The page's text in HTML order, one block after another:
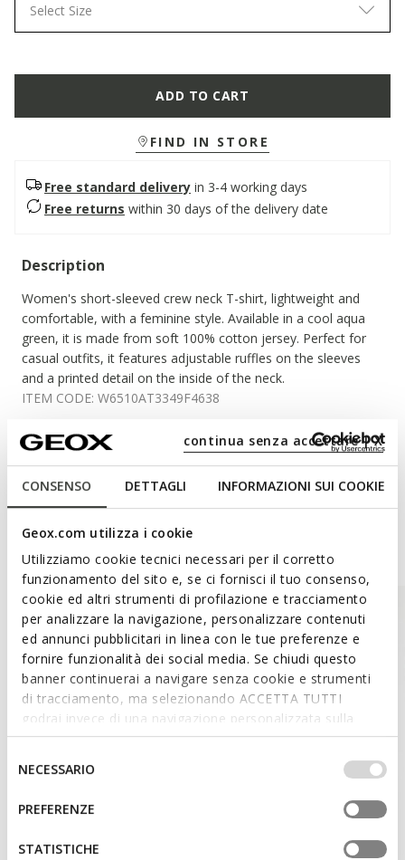
CONSENSO DETTAGLI INFORMAZIONI SUI COOKIE
Geox.com utilizza i cookie
Utilizziamo cookie tecnici necessari per il corretto
funzionamento del sito e, se ci fornisci il tuo consenso,
cookie ed altri strumenti di profilazione e tracciamento
per analizzare la navigazione, personalizzare contenuti
ed annunci pubblicitari in linea con le tue preferenze e
fornire funzionalità dei social media. Se chiudi questo
banner continuerai a navigare senza cookie e strumenti
di tracciamento, ma selezionando ACCETTA TUTTI
godrai invece di una navigazione personalizzata sulla
base dei tuoi gusti ed interessi. Selezionando
IMPOSTAZIONI potrai anche scegliere quali cookies ed
altri strumenti di tracciamento autorizzare. Per maggiori
informazioni o per modificare in qualsiasi momento le
tue impostazioni, visita la nostra
consenso
NECESSARIO
PREFERENZE
STATISTICHE
continua senza accettare | X
Select Size
ADD TO CART
FIND IN STORE
Free standard delivery in 3-4 working days
Free returns within 30 days of the delivery date
Description
Women's short-sleeved crew neck T-shirt, lightweight and
comfortable, with a feminine style. Available in a cool aqua
green, it is made from soft 100% cotton jersey. Perfect for
casual outfits, it features adjustable ruffles on the sleeves
and a printed detail on the inside of the neck.
ITEM CODE: W6510AT3349F4638
Materials
Style Inspiration